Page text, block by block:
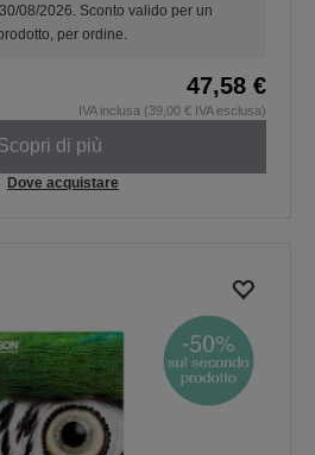
08/2026. Sconto valido per un
per ordine.
47,58 €
IVA inclusa (39,00 € IVA esclusa)
di più
Dove acquistare